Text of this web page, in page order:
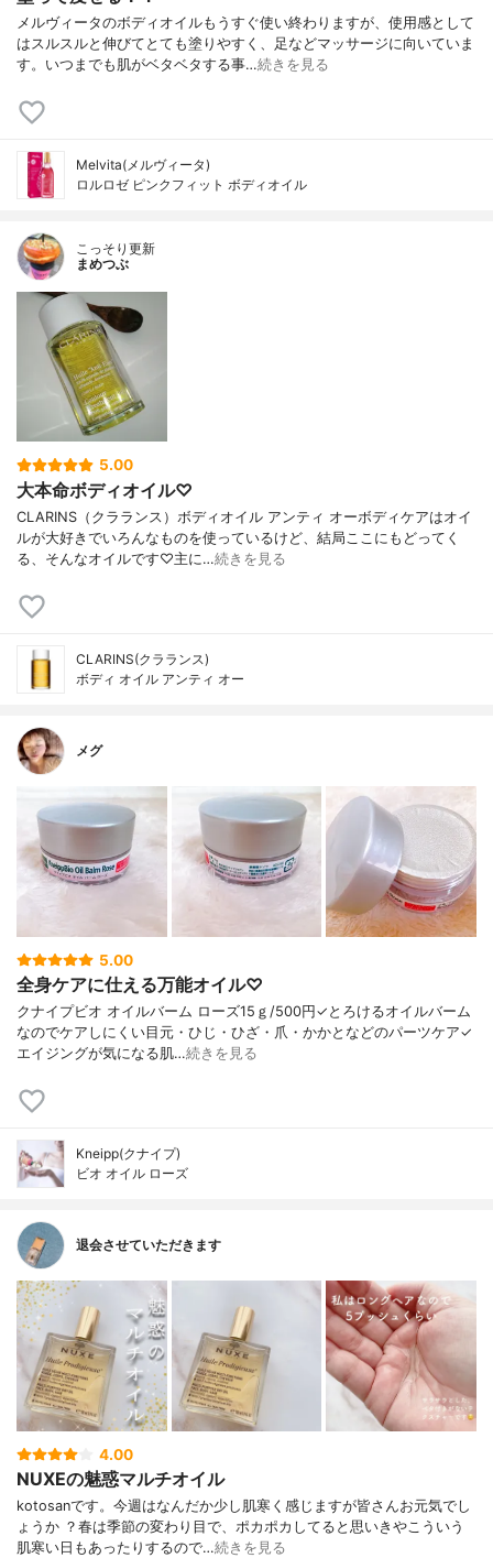
メルヴィータのボディオイルもうすぐ使い終わりますが、使用感として
はスルスルと伸びてとても塗りやすく、足などマッサージに向いていま
す。いつまでも肌がベタベタする事…続きを見る
Melvita(メルヴィータ)
ロルロゼ ピンクフィット ボディオイル
こっそり更新
まめつぶ
5.00
大本命ボディオイル♡
CLARINS（クラランス）ボディオイル アンティ オーボディケアはオイ
ルが大好きでいろんなものを使っているけど、結局ここにもどってく
る、そんなオイルです♡主に…続きを見る
CLARINS(クラランス)
ボディ オイル アンティ オー
メグ
5.00
全身ケアに仕える万能オイル♡
クナイプビオ オイルバーム ローズ15ｇ/500円✓とろけるオイルバーム
なのでケアしにくい目元・ひじ・ひざ・爪・かかとなどのパーツケア✓
エイジングが気になる肌…続きを見る
Kneipp(クナイプ)
ビオ オイル ローズ
退会させていただきます
4.00
NUXEの魅惑マルチオイル
kotosanです。今週はなんだか少し肌寒く感じますが皆さんお元気でし
ょうか ？春は季節の変わり目で、ポカポカしてると思いきやこういう
肌寒い日もあったりするので…続きを見る